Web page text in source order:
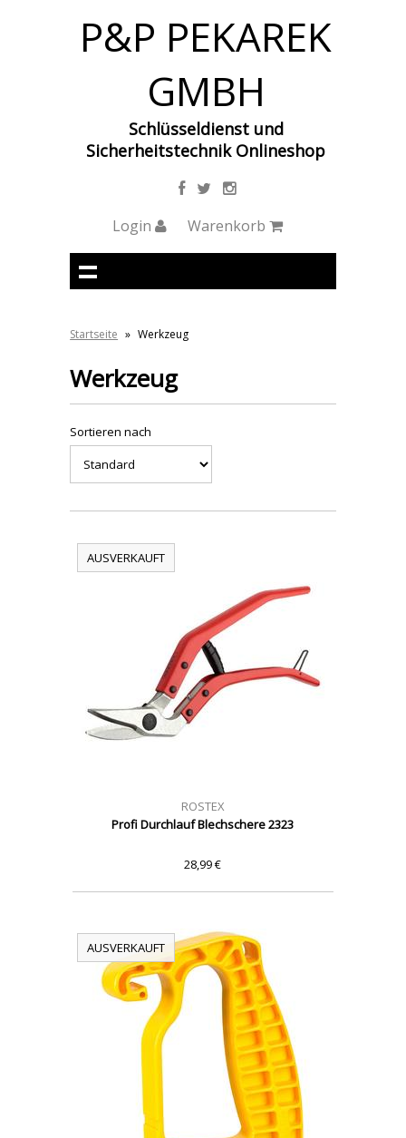
P&P PEKAREK
GMBH
Schlüsseldienst und
Sicherheitstechnik Onlineshop
Login Warenkorb
Startseite » Werkzeug
Werkzeug
Sortieren nach
AUSVERKAUFT
ROSTEX
Profi Durchlauf Blechschere 2323
28,99 €
AUSVERKAUFT